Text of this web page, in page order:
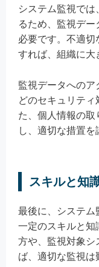
システム監視で
るため、監視デ
必要です。不適切
すれば、組織に大
監視データへのア
どのセキュリティ
た、個人情報の取
し、適切な措置を
スキルと知
最後に、システム
一定のスキルと知
方や、監視対象シ
ば、適切な監視は